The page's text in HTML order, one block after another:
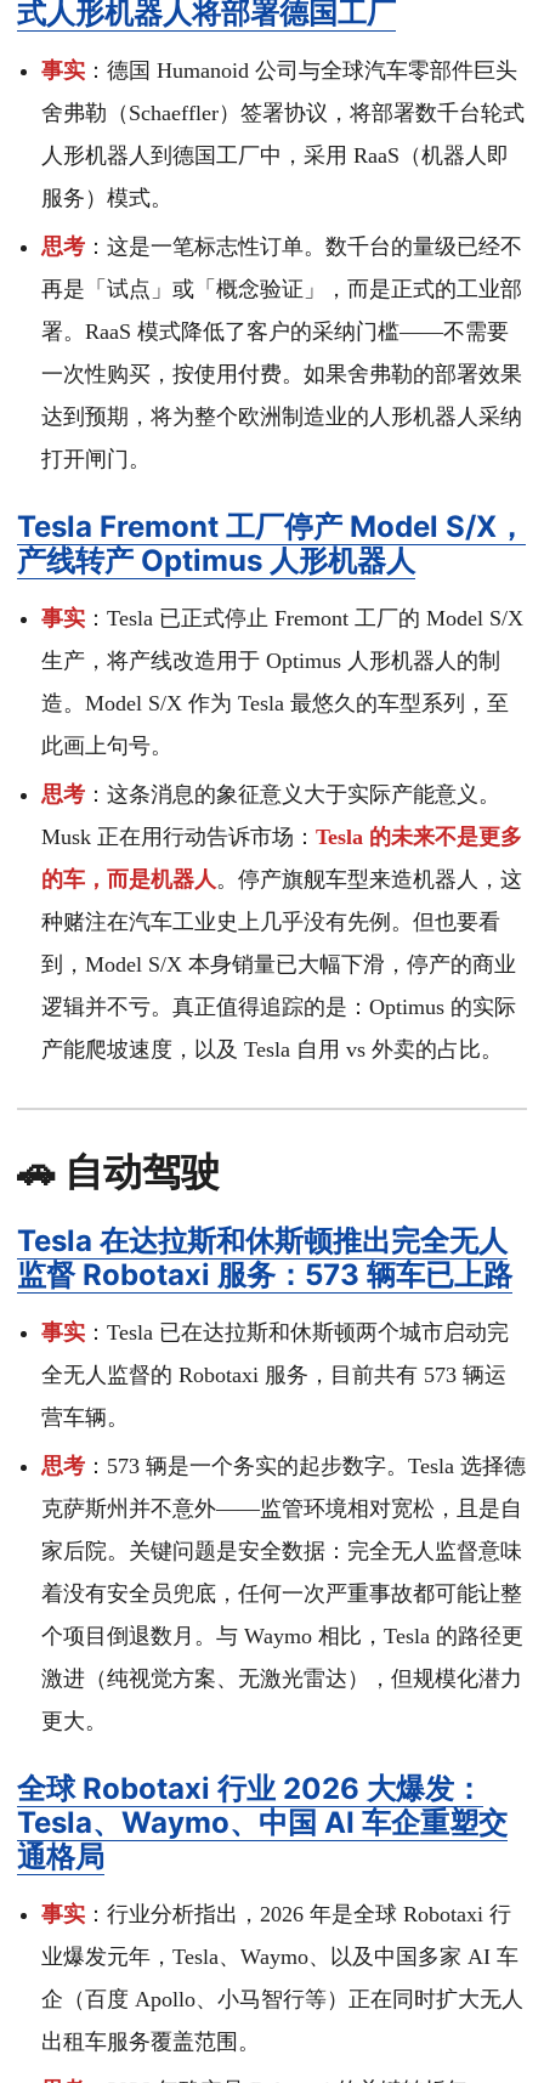
式人形机器人将部署德国工厂
事实 ：德国 Humanoid 公司与全球汽车零部件巨头
舍弗勒（Schaeffler）签署协议，将部署数千台轮式
人形机器人到德国工厂中，采用 RaaS（机器人即
服务）模式。
思考 ：这是一笔标志性订单。数千台的量级已经不
再是「试点」或「概念验证」，而是正式的工业部
署。RaaS 模式降低了客户的采纳门槛——不需要
一次性购买，按使用付费。如果舍弗勒的部署效果
达到预期，将为整个欧洲制造业的人形机器人采纳
打开闸门。
Tesla Fremont 工厂停产 Model S/X，
产线转产 Optimus 人形机器人
事实 ：Tesla 已正式停止 Fremont 工厂的 Model S/X
生产，将产线改造用于 Optimus 人形机器人的制
造。Model S/X 作为 Tesla 最悠久的车型系列，至
此画上句号。
思考 ：这条消息的象征意义大于实际产能意义。
Musk 正在用行动告诉市场： Tesla 的未来不是更多
的车，而是机器人。停产旗舰车型来造机器人，这
种赌注在汽车工业史上几乎没有先例。但也要看
到，Model S/X 本身销量已大幅下滑，停产的商业
逻辑并不亏。真正值得追踪的是：Optimus 的实际
产能爬坡速度，以及 Tesla 自用 vs 外卖的占比。
🚗 自动驾驶
Tesla 在达拉斯和休斯顿推出完全无人
监督 Robotaxi 服务：573 辆车已上路
事实 ：Tesla 已在达拉斯和休斯顿两个城市启动完
全无人监督的 Robotaxi 服务，目前共有 573 辆运
营车辆。
思考 ：573 辆是一个务实的起步数字。Tesla 选择德
克萨斯州并不意外——监管环境相对宽松，且是自
家后院。关键问题是安全数据：完全无人监督意味
着没有安全员兜底，任何一次严重事故都可能让整
个项目倒退数月。与 Waymo 相比，Tesla 的路径更
激进（纯视觉方案、无激光雷达），但规模化潜力
更大。
全球 Robotaxi 行业 2026 大爆发：
Tesla、Waymo、中国 AI 车企重塑交
通格局
事实 ：行业分析指出，2026 年是全球 Robotaxi 行
业爆发元年，Tesla、Waymo、以及中国多家 AI 车
企（百度 Apollo、小马智行等）正在同时扩大无人
出租车服务覆盖范围。